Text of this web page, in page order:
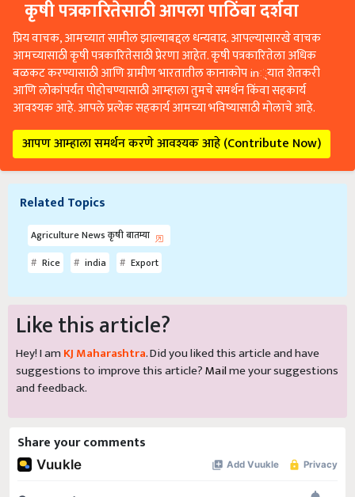
कृषी पत्रकारितेसाठी आपला पाठिंबा दर्शवा
प्रिय वाचक, आमच्यात सामील झाल्याबद्दल धन्यवाद. आपल्यासारखे वाचक
आमच्यासाठी कृषी पत्रकारितेसाठी प्रेरणा आहेत. कृषी पत्रकारितेला अधिक
बळकट करण्यासाठी आणि ग्रामीण भारतातील कानाकोप in्यात शेतकरी
आणि लोकांपर्यंत पोहोचण्यासाठी आम्हाला तुमचे समर्थन किंवा सहकार्य
आवश्यक आहे. आपले प्रत्येक सहकार्य आमच्या भविष्यासाठी मोलाचे आहे.
आपण आम्हाला समर्थन करणे आवश्यक आहे (Contribute Now)
Related Topics
Agriculture News कृषी बातम्या
Rice
india Export
Like this article?
Hey! I am KJ Maharashtra. Did you liked this article and have
suggestions to improve this article?Mailme your suggestions
and feedback.
Share your comments